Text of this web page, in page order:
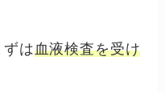
は血液検査を受け